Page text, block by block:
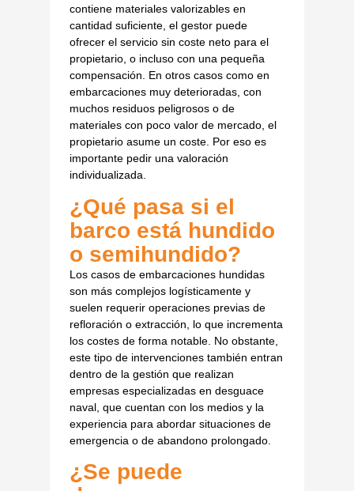
contiene materiales valorizables en
cantidad suficiente, el gestor puede
ofrecer el servicio sin coste neto para el
propietario, o incluso con una pequeña
compensación. En otros casos como en
embarcaciones muy deterioradas, con
muchos residuos peligrosos o de
materiales con poco valor de mercado, el
propietario asume un coste. Por eso es
importante pedir una valoración
individualizada.
¿Qué pasa si el
barco está hundido
o semihundido?
Los casos de embarcaciones hundidas
son más complejos logísticamente y
suelen requerir operaciones previas de
refloración o extracción, lo que incrementa
los costes de forma notable. No obstante,
este tipo de intervenciones también entran
dentro de la gestión que realizan
empresas especializadas en desguace
naval, que cuentan con los medios y la
experiencia para abordar situaciones de
emergencia o de abandono prolongado.
¿Se puede